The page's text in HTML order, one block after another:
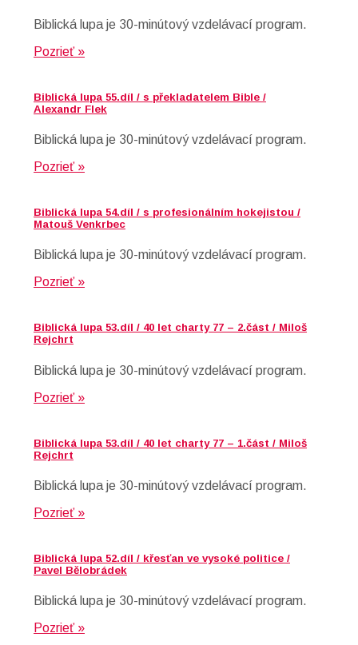
Biblická lupa je 30-minútový vzdelávací program.
Pozrieť »
Biblická lupa 55.díl / s překladatelem Bible /
Alexandr Flek
Biblická lupa je 30-minútový vzdelávací program.
Pozrieť »
Biblická lupa 54.díl / s profesionálním hokejistou /
Matouš Venkrbec
Biblická lupa je 30-minútový vzdelávací program.
Pozrieť »
Biblická lupa 53.díl / 40 let charty 77 – 2.část / Miloš
Rejchrt
Biblická lupa je 30-minútový vzdelávací program.
Pozrieť »
Biblická lupa 53.díl / 40 let charty 77 – 1.část / Miloš
Rejchrt
Biblická lupa je 30-minútový vzdelávací program.
Pozrieť »
Biblická lupa 52.díl / křesťan ve vysoké politice /
Pavel Bělobrádek
Biblická lupa je 30-minútový vzdelávací program.
Pozrieť »